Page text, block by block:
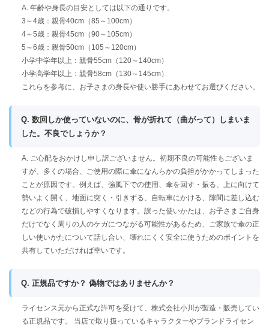
A. 年齢や身長の目安としては以下の通りです。
3～4歳：親骨40cm（85～100cm）
4～5歳：親骨45cm（90～105cm）
5～6歳：親骨50cm（105～120cm）
小学中学年以上：親骨55cm（120～140cm）
小学高学年以上：親骨58cm（130～145cm）
これらを参考に、お子さまの身長や使い勝手にあわせてお選びください。
Q. 数回しか使っていないのに、骨が折れて（曲がって）しまいま
した。不良でしょうか？
A. ご心配をおかけし申し訳ございません。初期不良の可能性もございま
すが、多くの場合、ご使用の際に傘になんらかの負担がかかってしまった
ことが原因です。例えば、強風下での使用、傘を回す・振る、上に向けて
勢いよく開く、地面に突く・引きずる、自転車にかける、隙間に差し込む
などの行為で破損しやすくなります。誤った使いかたは、お子さまご自身
だけでなく周りの人のケガにつながる可能性があるため、ご家族で傘の正
しい使いかたについて話し合い、壊れにくく安全に使うためのポイントを
共有していただければ幸いです。
Q. 正規品ですか？ 偽物ではありませんか？
ライセンス元から正式な許可を受けて、株式会社小川が製造・販売してい
る正規品です。 当店で取り扱っているキャラクターやブランドライセン